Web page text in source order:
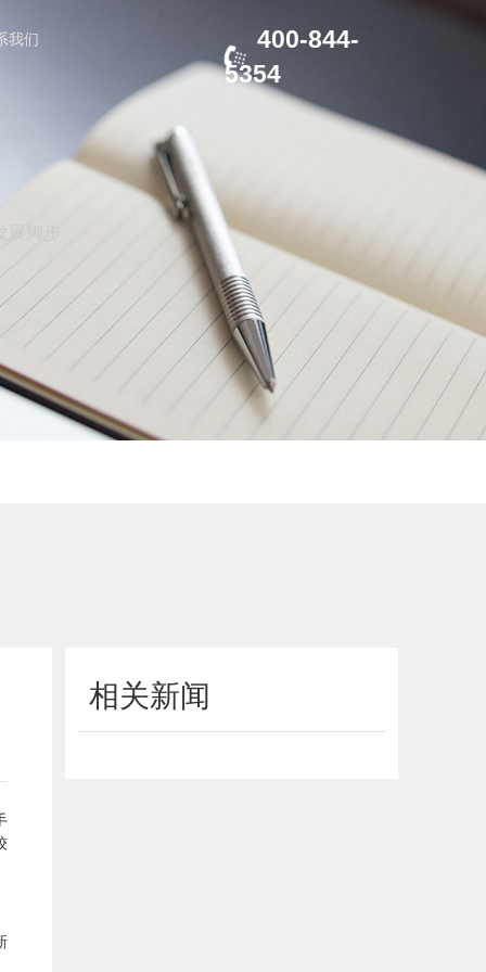
400-844-
5354
我们
相关新闻